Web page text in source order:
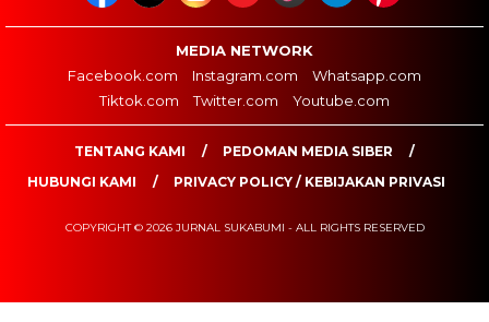
MEDIA NETWORK
Facebook.com
Instagram.com
Whatsapp.com
Tiktok.com
Twitter.com Youtube.com
TENTANG KAMI
PEDOMAN MEDIA SIBER
HUBUNGI KAMI
PRIVACY POLICY / KEBIJAKAN PRIVASI
COPYRIGHT © 2026 JURNAL SUKABUMI - ALL RIGHTS RESERVED